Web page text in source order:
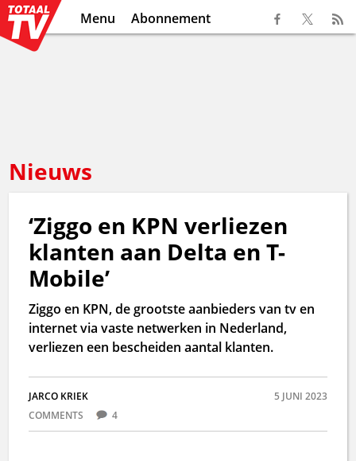
Menu Abonnement
Nieuws
‘Ziggo en KPN verliezen
klanten aan Delta en T-
Mobile’
Ziggo en KPN, de grootste aanbieders van tv en
internet via vaste netwerken in Nederland,
verliezen een bescheiden aantal klanten.
JARCO KRIEK
5 JUNI 2023
COMMENTS
4